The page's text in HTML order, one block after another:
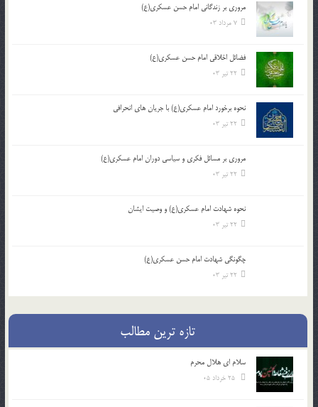
مروری بر زندگانی امام حسن عسکری(ع)
7 مرداد 03
فضائل اخلاقی امام حسن عسکری(ع)
22 تیر 03
نحوه برخورد امام عسکری(ع) با جریان های انحرافی
22 تیر 03
مروری بر مسائل فکری و سیاسی دوران امام عسکری(ع)
22 تیر 03
نحوه شهادت امام عسکری(ع) و وصیت ایشان
22 تیر 03
چگونگی شهادت امام حسن عسکری(ع)
22 تیر 03
تازه ترین مطالب
سلام ای هلال محرم